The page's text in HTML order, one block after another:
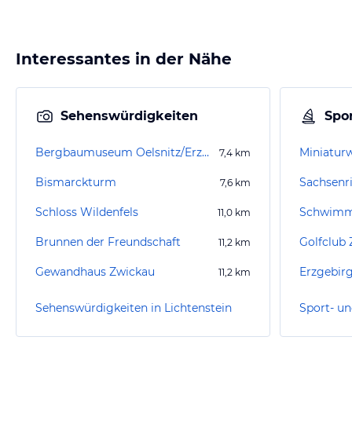
Interessantes in der Nähe
Sehenswürdigkeiten
Bergbaumuseum Oelsnitz/Erzgebirge 7,4 km
Bismarckturm 7,6 km
Schloss Wildenfels 11,0 km
Brunnen der Freundschaft 11,2 km
Gewandhaus Zwickau 11,2 km
Sehenswürdigkeiten in Lichtenstein
Golfclub